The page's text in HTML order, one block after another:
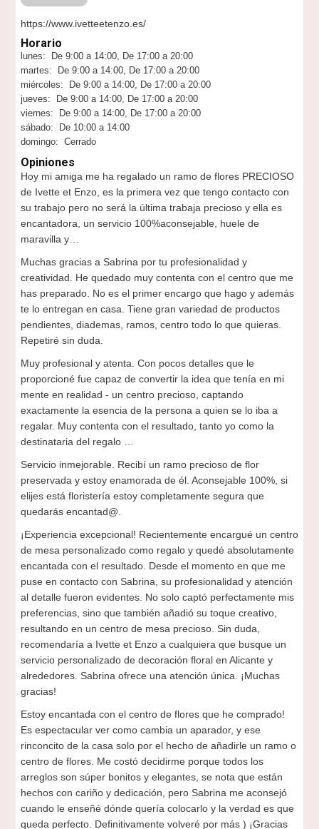
https://www.ivetteetenzo.es/
Horario
lunes: De 9:00 a 14:00, De 17:00 a 20:00
martes: De 9:00 a 14:00, De 17:00 a 20:00
miércoles: De 9:00 a 14:00, De 17:00 a 20:00
jueves: De 9:00 a 14:00, De 17:00 a 20:00
viernes: De 9:00 a 14:00, De 17:00 a 20:00
sábado: De 10:00 a 14:00
domingo: Cerrado
Opiniones
Hoy mi amiga me ha regalado un ramo de flores PRECIOSO
de Ivette et Enzo, es la primera vez que tengo contacto con
su trabajo pero no será la última trabaja precioso y ella es
encantadora, un servicio 100%aconsejable, huele de
maravilla y…
Muchas gracias a Sabrina por tu profesionalidad y
creatividad. He quedado muy contenta con el centro que me
has preparado. No es el primer encargo que hago y además
te lo entregan en casa. Tiene gran variedad de productos
pendientes, diademas, ramos, centro todo lo que quieras.
Repetiré sin duda.
Muy profesional y atenta. Con pocos detalles que le
proporcioné fue capaz de convertir la idea que tenía en mi
mente en realidad - un centro precioso, captando
exactamente la esencia de la persona a quien se lo iba a
regalar. Muy contenta con el resultado, tanto yo como la
destinataria del regalo …
Servicio inmejorable. Recibí un ramo precioso de flor
preservada y estoy enamorada de él. Aconsejable 100%, si
elijes está floristería estoy completamente segura que
quedarás encantad@.
¡Experiencia excepcional! Recientemente encargué un centro
de mesa personalizado como regalo y quedé absolutamente
encantada con el resultado. Desde el momento en que me
puse en contacto con Sabrina, su profesionalidad y atención
al detalle fueron evidentes. No solo captó perfectamente mis
preferencias, sino que también añadió su toque creativo,
resultando en un centro de mesa precioso. Sin duda,
recomendaría a Ivette et Enzo a cualquiera que busque un
servicio personalizado de decoración floral en Alicante y
alrededores. Sabrina ofrece una atención única. ¡Muchas
gracias!
Estoy encantada con el centro de flores que he comprado!
Es espectacular ver como cambia un aparador, y ese
rinconcito de la casa solo por el hecho de añadirle un ramo o
centro de flores. Me costó decidirme porque todos los
arreglos son súper bonitos y elegantes, se nota que están
hechos con cariño y dedicación, pero Sabrina me aconsejó
cuando le enseñé dónde quería colocarlo y la verdad es que
queda perfecto. Definitivamente volveré por más ) ¡Gracias